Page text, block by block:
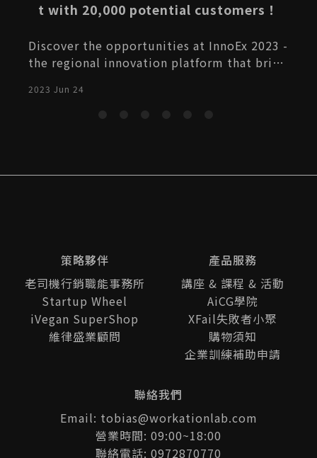
t with 20,000 potential customers！
Discover the opportunities at InnoEx 2023 -
the regional innovation platform that bring
cies, venture capitalists, influential entrep
etwork with 20,000 attendees, including p
nerships and growth opportunities. Choose
your path: become an "Explorer" for VIP acc
ess or be an "Action Taker" with early bird
packages offering discounts. Don't miss the
chance to connect with target customers, d
iscover new buyers, and forge strategic par
r and be part of the innovation wave. Join u
2023 Jun 24
策略夥伴
老司機行銷職能事務所
Startup Wheel
iVegan SuperShop
維律盛業顧問
產品服務
講座 & 課程 & 活動
AiCG學院
XFail失敗者小聚
購物須知
企業訓練補助申請
聯絡我們
Email: tobias@workationlab.com
營業時間: 09:00~18:00
聯絡電話: 0972870770